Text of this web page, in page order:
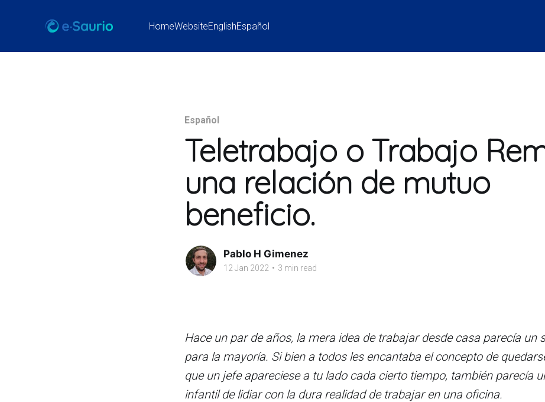
HomeWebsiteEnglishEspañol
Español
Teletrabajo o Trabajo
una relación de mutuo
beneficio.
Pablo H Gimenez
12 Jan 2022 • 3 min read
Hace un par de años, la mera idea de trabajar desde casa parecía un
para la mayoría. Si bien a todos les encantaba el concepto de
que un jefe apareciese a tu lado cada cierto tiempo, también parecía
infantil de lidiar con la dura realidad de trabajar en una oficina.